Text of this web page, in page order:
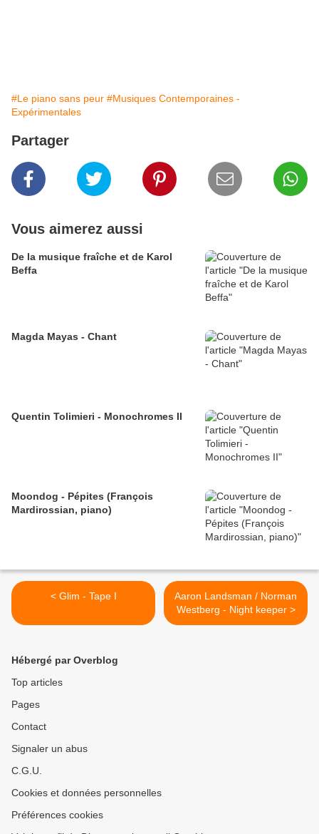
#Le piano sans peur #Musiques Contemporaines -
Expérimentales
Partager
Vous aimerez aussi
De la musique fraîche et de Karol
Beffa
Magda Mayas - Chant
Quentin Tolimieri - Monochromes II
Moondog - Pépites (François
Mardirossian, piano)
< Glim - Tape I
Aaron Landsman / Norman
Westberg - Night keeper >
Hébergé par Overblog
Top articles
Pages
Contact
Signaler un abus
C.G.U.
Cookies et données personnelles
Préférences cookies